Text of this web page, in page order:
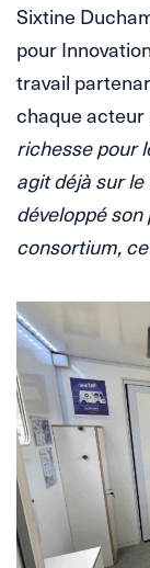
Sixtine
pour
travail
chaque acteur
richesse pour
agit déjà sur
développé
consortium,